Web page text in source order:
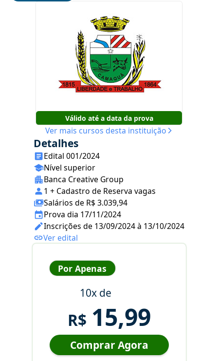
Válido até a data da prova
Ver mais cursos desta instituição
Detalhes
Edital 001/2024
Nível superior
Banca Creative Group
1 + Cadastro de Reserva vagas
Salários de R$ 3.039,94
Prova dia 17/11/2024
Inscrições de 13/09/2024 à 13/10/2024
Ver edital
Por Apenas
10x de
R$ 15,99
Comprar Agora